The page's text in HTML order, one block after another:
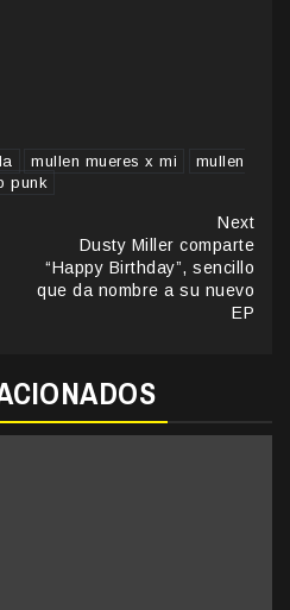
mullen mueres x mi
mullen
punk
Next
Dusty Miller comparte
“Happy Birthday”, sencillo
que da nombre a su nuevo
EP